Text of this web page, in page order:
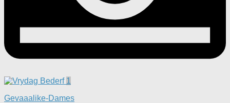
1
Gevaaalike-Dames